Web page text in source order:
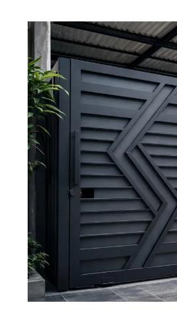
20
Model
Pagar
Besi
Minimalis
Modern
Terbaru
2026